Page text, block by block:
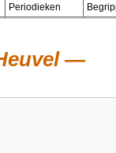
Periodieken